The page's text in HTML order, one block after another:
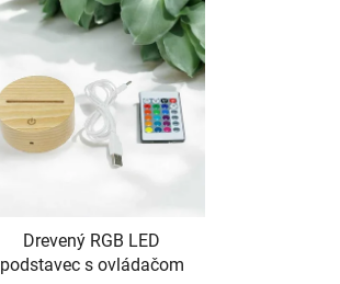
Drevený RGB LED
podstavec s ovládačom